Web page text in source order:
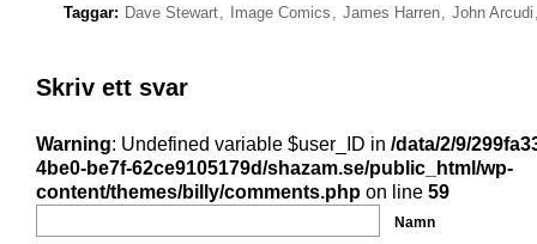
Taggar: Dave Stewart, Image Comics , James Harren, John Arcudi
Skriv ett svar
Warning: Undefined variable $user_ID in /data/2/9/
4be0-be7f-62ce9105179d/shazam.se/public_html/wp-
content/themes/billy/comments.php on line 59
Namn